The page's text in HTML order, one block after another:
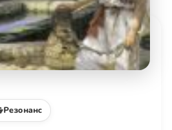
Резонанс